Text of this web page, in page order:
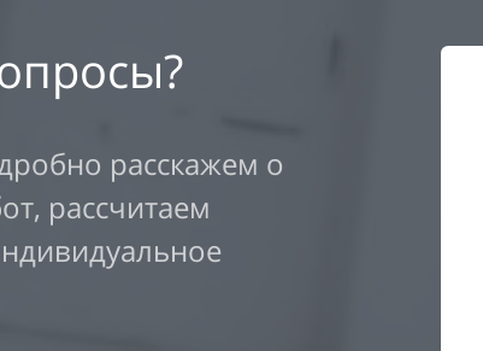
расскажем о
рассчитаем